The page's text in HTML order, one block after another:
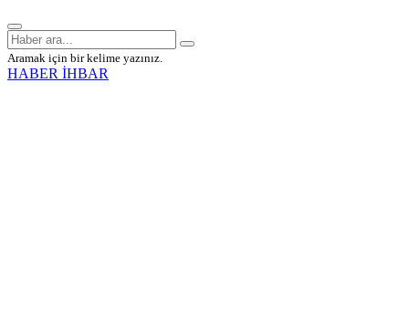
Aramak için bir kelime yazınız.
HABER İHBAR